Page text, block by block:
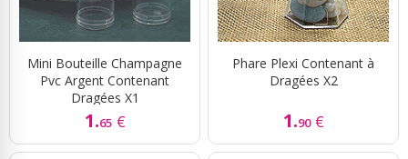
Mini Bouteille Champagne
Pvc Argent Contenant
Dragées X1
1.65 €
Phare Plexi Contenant à
Dragées X2
1.90 €